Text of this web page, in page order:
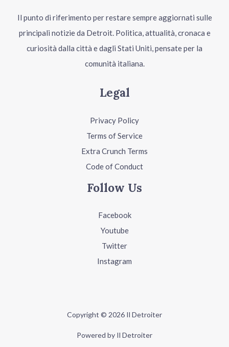
Il punto di riferimento per restare sempre aggiornati sulle
principali notizie da Detroit. Politica, attualità, cronaca e
curiosità dalla città e dagli Stati Uniti, pensate per la
comunità italiana.
Legal
Privacy Policy
Terms of Service
Extra Crunch Terms
Code of Conduct
Follow Us
Facebook
Youtube
Twitter
Instagram
Copyright © 2026 Il Detroiter
Powered by Il Detroiter